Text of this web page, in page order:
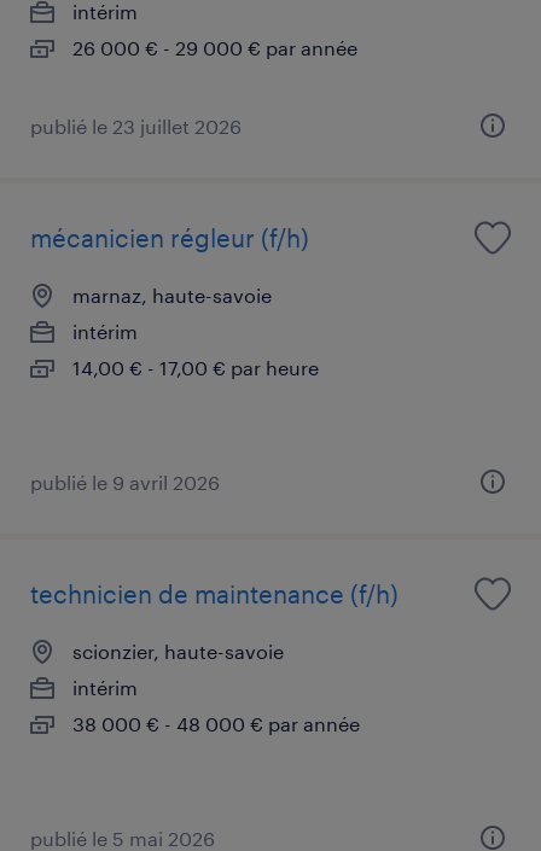
intérim
26 000 € - 29 000 € par année
publié le 23 juillet 2026
mécanicien régleur (f/h)
marnaz, haute-savoie
intérim
14,00 € - 17,00 € par heure
publié le 9 avril 2026
technicien de maintenance (f/h)
scionzier, haute-savoie
intérim
38 000 € - 48 000 € par année
publié le 5 mai 2026